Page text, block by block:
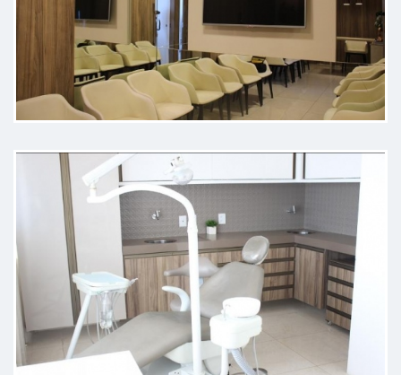
Daniel, além da competência
técnica, sente-se um ambiente de
confiança que descontrai ambos e
facilita o tratamento.
Explica muito bem as
necessidades, super atencioso!
Profissional muito bom!